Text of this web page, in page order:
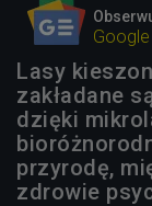
Lasy
zakładane
dzięki
przyrodę,
zdrowie